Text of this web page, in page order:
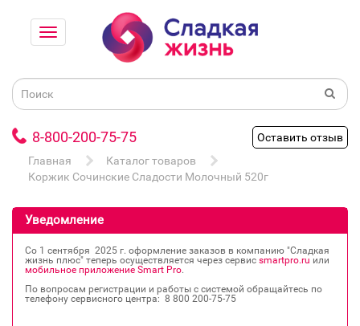
8-800-200-75-75
Оставить отзыв
Главная
Каталог товаров
Коржик Сочинские Сладости Молочный 520г
Уведомление
Со 1 сентября 2025 г. оформление заказов в компанию "Сладкая
жизнь плюс" теперь осуществляется через сервис smartpro.ru или
мобильное приложение Smart Pro.
По вопросам регистрации и работы с системой обращайтесь по
телефону сервисного центра: 8 800 200‐75‐75